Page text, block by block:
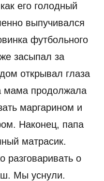
его голодный
выпучивался
футбольного
засыпал за
открывал глаза
мама продолжала
маргарином и
Наконец, папа
матрасик.
разговаривать о
Мы уснули.